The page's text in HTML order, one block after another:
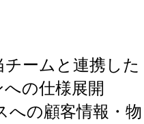
ームと連携した
の仕様展開
への顧客情報・物